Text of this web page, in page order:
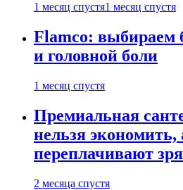
1 месяц спустя1 месяц спустя
Flamco: выбираем
и головной боли
1 месяц спустя
Премиальная
нельзя экономить,
переплачивают
2 месяца спустя